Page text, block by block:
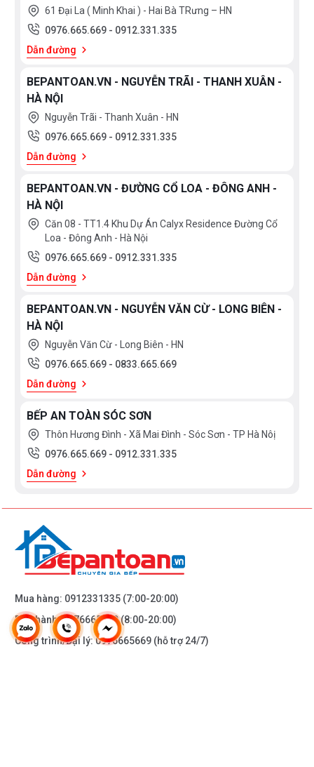
61 Đại La ( Minh Khai ) - Hai Bà TRưng – HN
0976.665.669 - 0912.331.335
Dẫn đường
BEPANTOAN.VN - NGUYỄN TRÃI - THANH XUÂN -
HÀ NỘI
Nguyễn Trãi - Thanh Xuân - HN
0976.665.669 - 0912.331.335
Dẫn đường
BEPANTOAN.VN - ĐƯỜNG CỔ LOA - ĐÔNG ANH -
HÀ NỘI
Căn 08 - TT1.4 Khu Dự Án Calyx Residence Đường Cổ
Loa - Đông Anh - Hà Nội
0976.665.669 - 0912.331.335
Dẫn đường
BEPANTOAN.VN - NGUYỄN VĂN CỪ - LONG BIÊN -
HÀ NỘI
Nguyễn Văn Cừ - Long Biên - HN
0976.665.669 - 0833.665.669
Dẫn đường
BẾP AN TOÀN SÓC SƠN
Thôn Hương Đình - Xã Mai Đình - Sóc Sơn - TP Hà Nôị
0976.665.669 - 0912.331.335
Dẫn đường
Mua hàng: 0912331335 (7:00-20:00)
Bảo hành:0976665669(8:00-20:00)
Công trình/Đại lý:0976665669 (hỗ trợ 24/7)